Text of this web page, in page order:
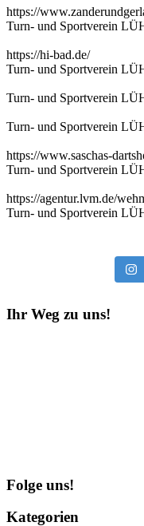
https://
Turn- und Sportverein
https://hi-bad.de/
Turn- und Sportverein
Turn- und Sportverein
Turn- und Sportverein
https://www.saschas-
Turn- und Sportverein
https://agentur.lvm.de/
Turn- und Sportverein
Ihr Weg zu uns!
Folge uns!
Kategorien